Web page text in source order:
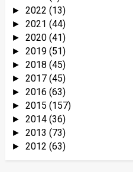
► 2022 (13)
► 2021 (44)
► 2020 (41)
► 2019 (51)
► 2018 (45)
► 2017 (45)
► 2016 (63)
► 2015 (157)
► 2014 (36)
► 2013 (73)
► 2012 (63)